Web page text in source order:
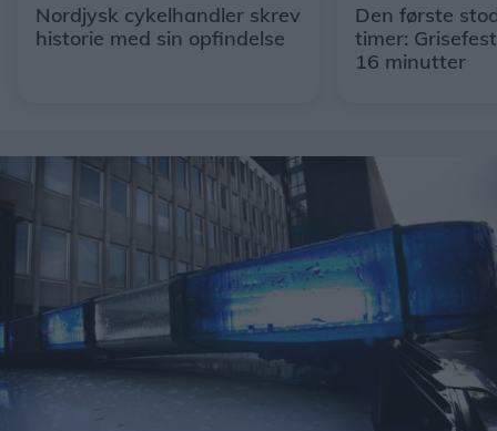
Nordjysk cykelhandler skrev
historie med sin opfindelse
Den første
timer:
16 minutter